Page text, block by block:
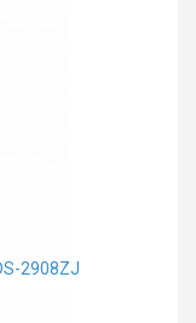
2908ZJ